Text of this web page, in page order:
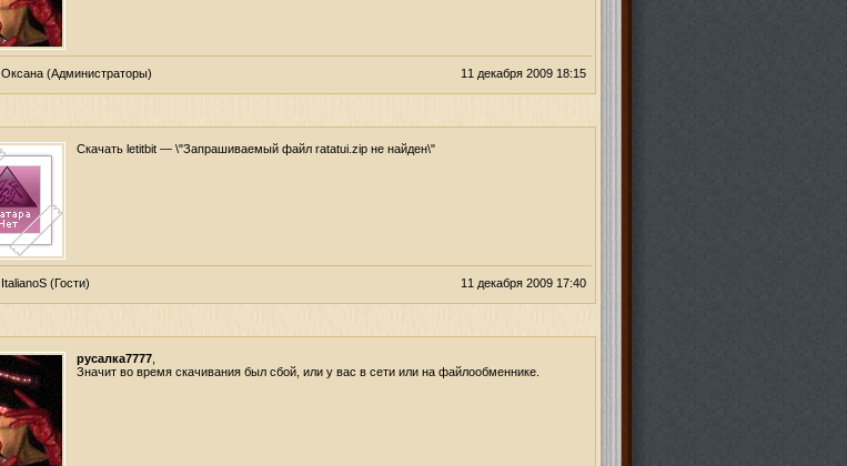
Оксана(Администраторы) 11 декабря 2009 18:15
Скачать letitbit — \"Запрашиваемый файл ratatui.zip не найден\"
ItalianoS(Гости) 11 декабря 2009 17:40
русалка7777,
Значит во время скачивания был сбой, или у вас в сети или на файлообменнике.